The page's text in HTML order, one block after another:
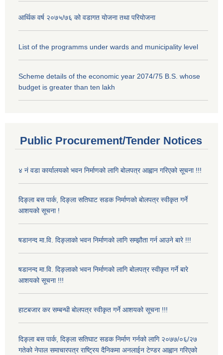
आर्थिक वर्ष २०७५/७६ को वडागत योजना तथा परियोजना
List of the programms under wards and municipality level
Scheme details of the economic year 2074/75 B.S. whose
budget is greater than ten lakh
Public Procurement/Tender Notices
४ नं वडा कार्यालयको भवन निर्माणको लागि बोलपत्र आह्वान गरिएको सूचना !!!
दिङ्ला बस पार्क, दिङ्ला सतिघाट सडक निर्माणको बोलपत्र स्वीकृत गर्ने
आशयको सूचना !
षडानन्द मा.वि. दिङ्लाको भवन निर्माणको लागि सम्झौता गर्न आउने बारे !!!
षडानन्द मा.वि. दिङ्लाको भवन निर्माणको लागि बोलपत्र स्वीकृत गर्ने बारे
आशयको सूचना !!!
हाटबजार कर सम्बन्धी बोलपत्र स्वीकृत गर्ने आशयको सूचना !!!
दिङ्ला बस पार्क, दिङ्ला सतिघाट सडक निर्माण गर्नको लागि २०७७/०६/२७
गतेको नेपाल समाचारपत्र राष्ट्रिय दैनिकमा अनलाईन टेण्डर आह्वान गरिएको